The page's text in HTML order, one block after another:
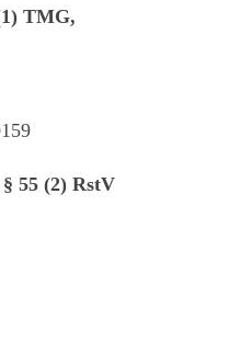
TMG,
55 (2) RstV